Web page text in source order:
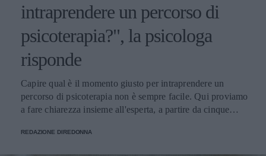
intraprendere un percorso di
psicoterapia?", la psicologa
risponde
Capire qual è il momento giusto per intraprendere un
percorso di psicoterapia non è sempre facile. Qui proviamo
a fare chiarezza insieme all'esperta, a partire da cinque
REDAZIONE DIREDONNA